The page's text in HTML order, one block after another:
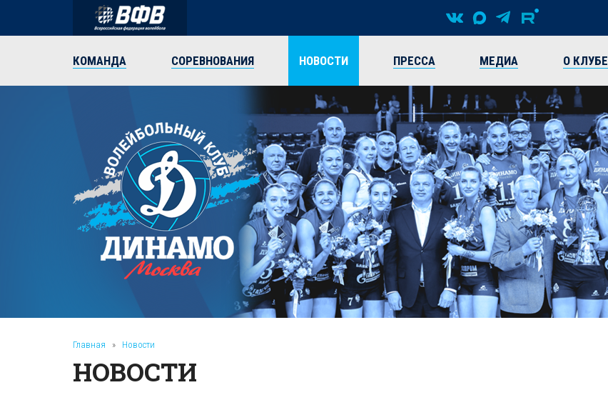
КОМАНДА СОРЕВНОВАНИЯ НОВОСТИ ПРЕССА МЕДИА О КЛУБЕ
Главная » Новости
НОВОСТИ